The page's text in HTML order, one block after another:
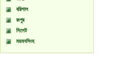
বরিশাল
রংপুর
সিলেট
ময়মনসিংহ